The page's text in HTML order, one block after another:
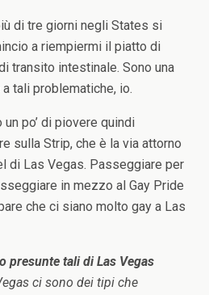
di tre giorni negli States si
a riempiermi il piatto di
transito intestinale. Sono una
tali problematiche, io.
po’ di piovere quindi
sulla Strip, che è la via attorno
di Las Vegas. Passeggiare per
in mezzo al Gay Pride
che ci siano molto gay a Las
presunte tali di Las Vegas
ci sono dei tipi che